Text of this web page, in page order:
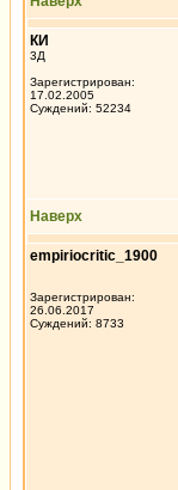
КИ
3Д
Зарегистрирован:
17.02.2005
Суждений: 52234
Наверх
empiriocritic_1900
Зарегистрирован:
26.06.2017
Суждений: 8733